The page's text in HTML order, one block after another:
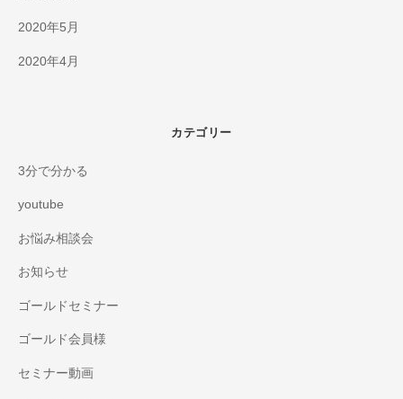
2020年5月
2020年4月
カテゴリー
3分で分かる
youtube
お悩み相談会
お知らせ
ゴールドセミナー
ゴールド会員様
セミナー動画